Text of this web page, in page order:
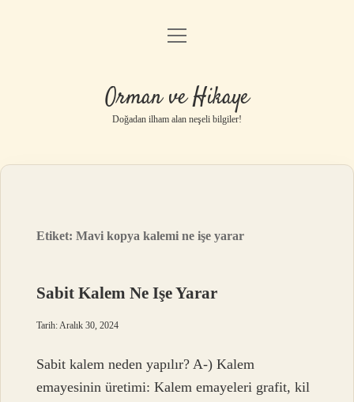
Anasayfa
Yasal Uyarı
menüyü
Orman ve Hikaye
Doğadan ilham alan neşeli bilgiler!
Etiket:Mavi kopya kalemi ne işe yarar
Sabit Kalem Ne Işe Yarar
Tarih: Aralık 30, 2024
Sabit kalem neden yapılır? A-) Kalem
emayesinin üretimi: Kalem emayeleri grafit, kil